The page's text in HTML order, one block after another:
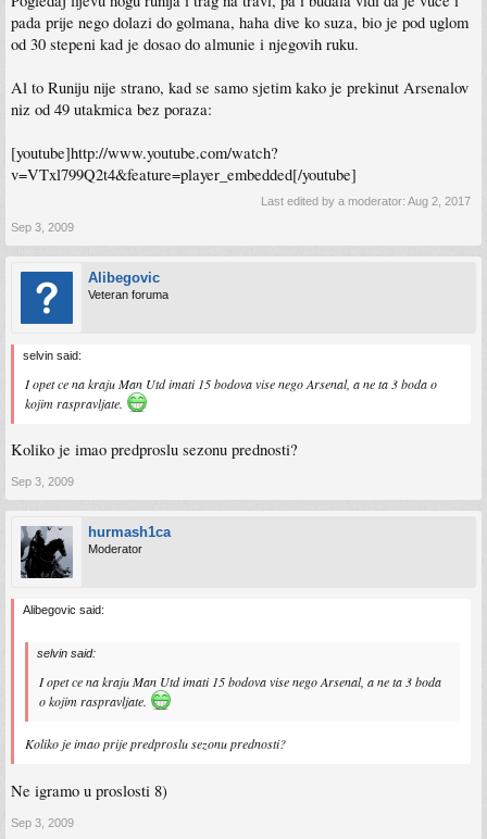
pada prije nego dolazi do golmana, haha dive ko suza, bio je pod uglom
od 30 stepeni kad je dosao do almunie i njegovih ruku.
Al to Runiju nije strano, kad se samo sjetim kako je prekinut Arsenalov
niz od 49 utakmica bez poraza:
[youtube]http://www.youtube.com/watch?
v=VTxl799Q2t4&feature=player_embedded[/youtube]
Last edited by a moderator: Aug 2, 2017
Sep 3, 2009
Alibegovic
Veteran foruma
selvin said:
I opet ce na kraju Man Utd imati 15 bodova vise nego Arsenal, a ne ta 3 boda o
kojim raspravljate.
Koliko je imao predproslu sezonu prednosti?
Sep 3, 2009
hurmash1ca
Moderator
Alibegovic said:
selvin said:
I opet ce na kraju Man Utd imati 15 bodova vise nego Arsenal, a ne ta 3 boda
o kojim raspravljate.
Koliko je imao prije predproslu sezonu prednosti?
Ne igramo u proslosti 8)
Sep 3, 2009